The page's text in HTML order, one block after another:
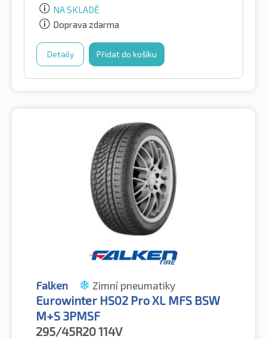
NA SKLADĚ
Doprava zdarma
Detaily Přidat do košíku
Falken Zimní pneumatiky
Eurowinter HS02 Pro XL MFS BSW
M+S 3PMSF
295/45R20114V